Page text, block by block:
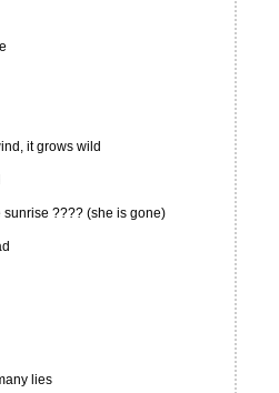
it grows wild
sunrise ???? (she is gone)
lies